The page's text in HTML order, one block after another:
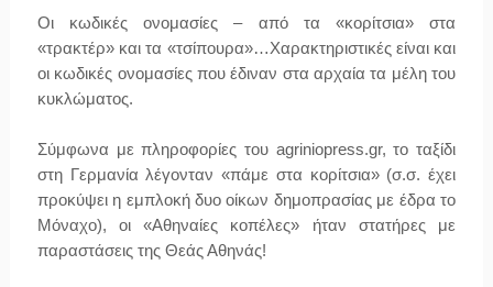
Οι κωδικές ονομασίες – από τα «κορίτσια» στα
«τρακτέρ» και τα «τσίπουρα»…Χαρακτηριστικές είναι και
οι κωδικές ονομασίες που έδιναν στα αρχαία τα μέλη του
κυκλώματος.
Σύμφωνα με πληροφορίες του agriniopress.gr, το ταξίδι
στη Γερμανία λέγονταν «πάμε στα κορίτσια» (σ.σ. έχει
προκύψει η εμπλοκή δυο οίκων δημοπρασίας με έδρα το
Μόναχο), οι «Αθηναίες κοπέλες» ήταν στατήρες με
παραστάσεις της Θεάς Αθηνάς!